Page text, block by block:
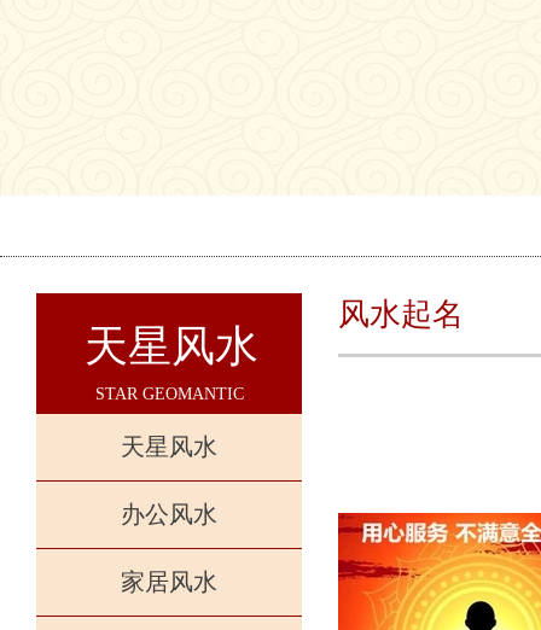
天星风水
STAR GEOMANTIC
天星风水
办公风水
家居风水
风水起名